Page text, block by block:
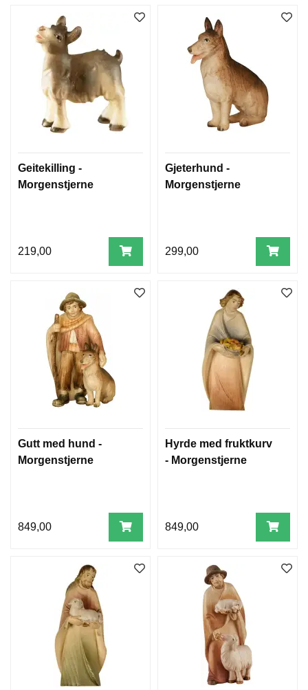
Geitekilling -
Morgenstjerne
219,00
Gjeterhund -
Morgenstjerne
299,00
Gutt med hund -
Morgenstjerne
849,00
Hyrde med fruktkurv
- Morgenstjerne
849,00